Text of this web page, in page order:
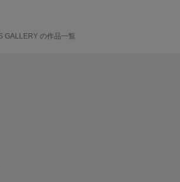
GALLERY の作品一覧